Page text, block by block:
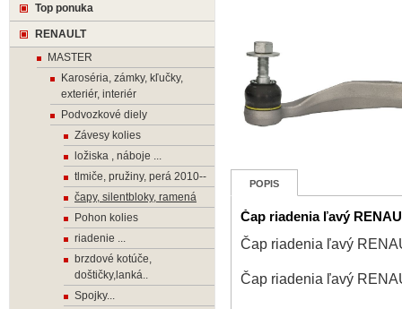
POPIS
Čap riadenia ľavý
Čap riadenia ľavý
Čap riadenia ľavý
Top ponuka
RENAULT
MASTER
Karoséria, zámky, kľučky,
exteriér, interiér
Podvozkové diely
Závesy kolies
ložiska , náboje ...
tlmiče, pružiny, perá 2010--
čapy, silentbloky, ramená
Pohon kolies
riadenie ...
brzdové kotúče,
doštičky,lanká..
Spojky...